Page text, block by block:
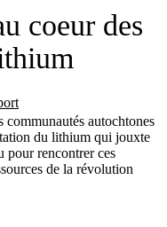
coeur des
communautés autochtones
du lithium qui jouxte
pour rencontrer ces
de la révolution